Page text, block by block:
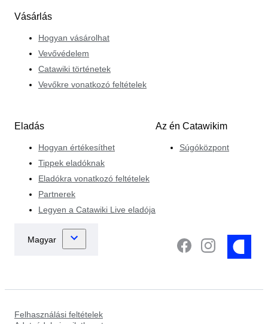
Vásárlás
Hogyan vásárolhat
Vevővédelem
Catawiki történetek
Vevőkre vonatkozó feltételek
Eladás
Hogyan értékesíthet
Tippek eladóknak
Eladókra vonatkozó feltételek
Partnerek
Legyen a Catawiki Live eladója
Az én Catawikim
Súgóközpont
Felhasználási feltételek